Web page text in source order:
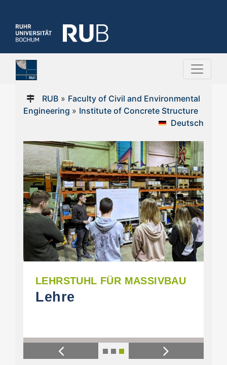
RUB» Faculty of Civil and Environmental
Engineering » Institute of Concrete Structure
Deutsch
LEHRSTUHL FÜR
FÜR MASSIVBAU
Previous Next